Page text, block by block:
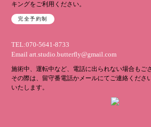
キングをご利用ください。
完全予約制
TEL:070-5641-8733
Emailart.studio.butterfly@gmail.com
施術中、運転中など、電話に出られない場合もご
その際は、留守番電話かメールにてご連絡くださ
いたします。